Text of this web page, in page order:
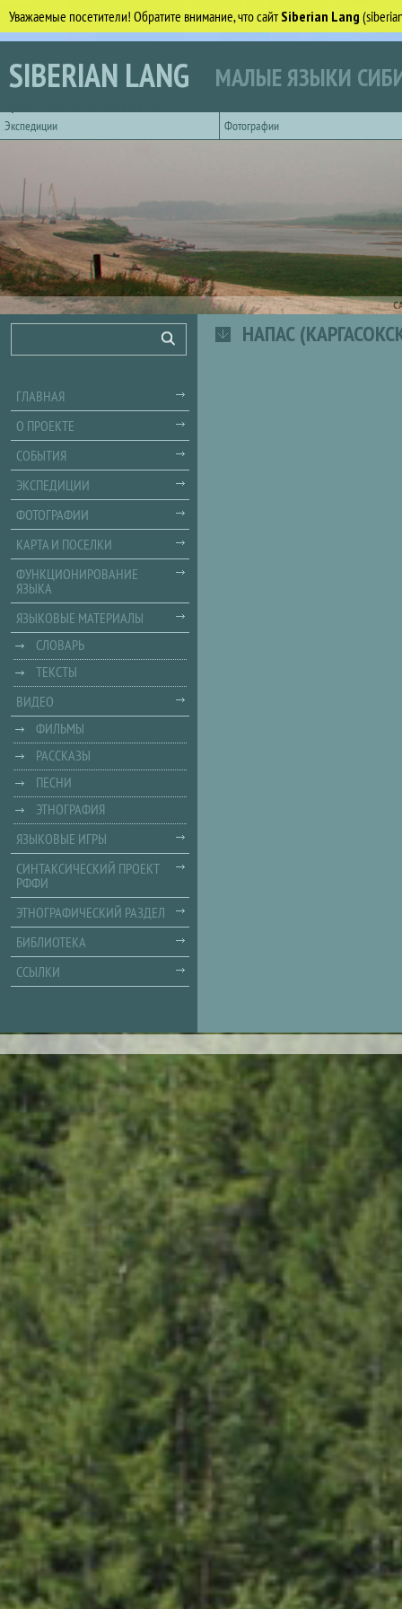
Уважаемые посетители! Обратите внимание, что сайтSiberian Lang
Перейти к основному содержанию
SIBERIAN LANG МАЛЫЕ ЯЗЫКИ
Экспедиции
Фотографии
НАПАС
Поиск
ГЛАВНАЯ
О ПРОЕКТЕ
СОБЫТИЯ
ЭКСПЕДИЦИИ
ФОТОГРАФИИ
КАРТА И ПОСЕЛКИ
ФУНКЦИОНИРОВАНИЕ
ЯЗЫКА
ЯЗЫКОВЫЕ МАТЕРИАЛЫ
СЛОВАРЬ
ТЕКСТЫ
ВИДЕО
ФИЛЬМЫ
РАССКАЗЫ
ПЕСНИ
ЭТНОГРАФИЯ
ЯЗЫКОВЫЕ ИГРЫ
СИНТАКСИЧЕСКИЙ ПРОЕКТ
РФФИ
ЭТНОГРАФИЧЕСКИЙ РАЗДЕЛ
БИБЛИОТЕКА
ССЫЛКИ